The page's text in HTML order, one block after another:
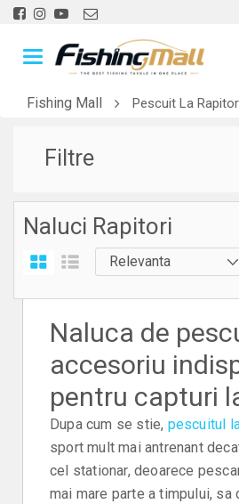
Fishing Mall Pescuit La
Filtre
Naluci Rapitori
Naluca de
accesoriu
pentru capturi
Dupa cum se stie, pescuitul
sport mult mai antrenant
cel stationar, deoarece
mai mare parte a timpului, sa